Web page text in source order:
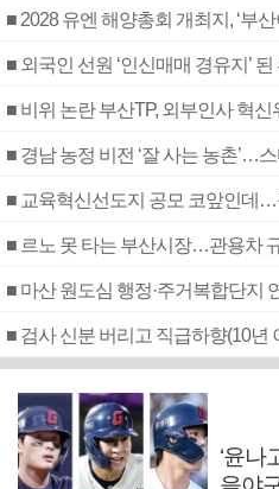
■ 2028 유엔 해양총회 개최지, ‘부
■ 외국인 선원 ‘인신매매 경유지’
■ 비위 논란 부산TP, 외부인사 혁신
■ 경남 농정 비전 ‘잘 사는 농촌’…
■ 교육혁신선도지 공모 코앞인데…
■ 르노 못 타는 부산시장…관용차
■ 마산 원도심 행정·주거복합단지
‘윤